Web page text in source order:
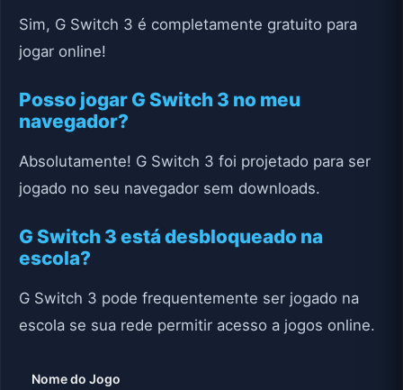
Sim, G Switch 3 é completamente gratuito para
jogar online!
Posso jogar G Switch 3 no meu
navegador?
Absolutamente! G Switch 3 foi projetado para ser
jogado no seu navegador sem downloads.
G Switch 3 está desbloqueado na
escola?
G Switch 3 pode frequentemente ser jogado na
escola se sua rede permitir acesso a jogos online.
Nome do Jogo